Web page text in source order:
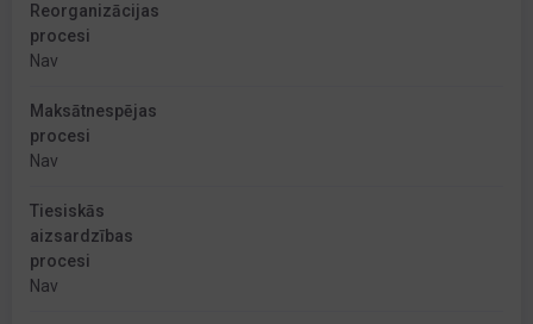
Reorganizācijas
procesi
Nav
Maksātnespējas
procesi
Nav
Tiesiskās
aizsardzības
procesi
Nav